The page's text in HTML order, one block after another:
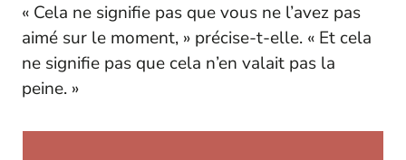
« Cela ne signifie pas que vous ne l’avez pas
aimé sur le moment, » précise-t-elle. « Et cela
ne signifie pas que cela n’en valait pas la
peine. »